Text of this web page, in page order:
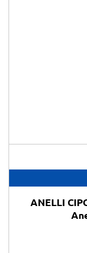
ANELLI